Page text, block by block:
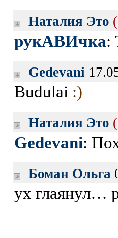
Наталия Это
рукАВИчка:
Gedevani
Budulai :)
Наталия Это
Gedevani:
Боман Ольга
ух глаянул…